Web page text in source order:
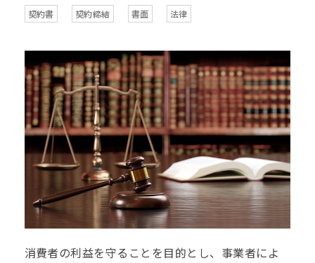
契約書 契約締結 書面 法律
消費者の利益を守ることを目的とし、事業者によ